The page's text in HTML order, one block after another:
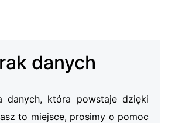
danych
danych, która powstaje dzięki
to miejsce, prosimy o pomoc